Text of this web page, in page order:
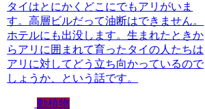
タイはとにかくどこにでもアリがいま
す。高層ビルだって油断はできません。
ホテルにも出没します。生まれたときか
らアリに囲まれて育ったタイの人たちは
アリに対してどう立ち向かっているので
しょうか、という話です。
動植物